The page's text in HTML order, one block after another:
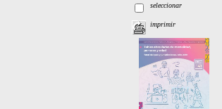
seleccionar
imprimir